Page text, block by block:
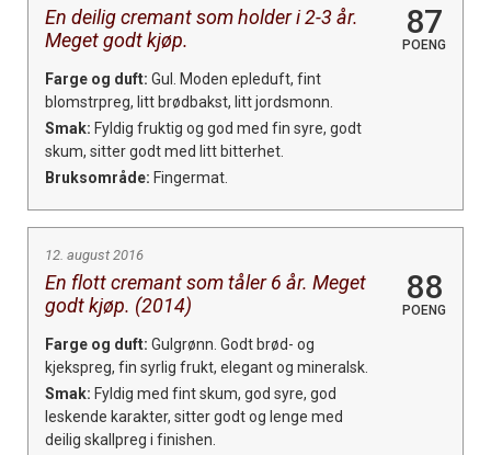
En deilig cremant som holder i 2-3 år.
Meget godt kjøp.
87
POENG
Farge og duft: Gul. Moden epleduft, fint
blomstrpreg, litt brødbakst, litt jordsmonn.
Smak: Fyldig fruktig og god med fin syre, godt
skum, sitter godt med litt bitterhet.
Bruksområde: Fingermat.
12. august 2016
En flott cremant som tåler 6 år. Meget
godt kjøp. (2014)
88
POENG
Farge og duft: Gulgrønn. Godt brød- og
kjekspreg, fin syrlig frukt, elegant og mineralsk.
Smak: Fyldig med fint skum, god syre, god
leskende karakter, sitter godt og lenge med
deilig skallpreg i finishen.